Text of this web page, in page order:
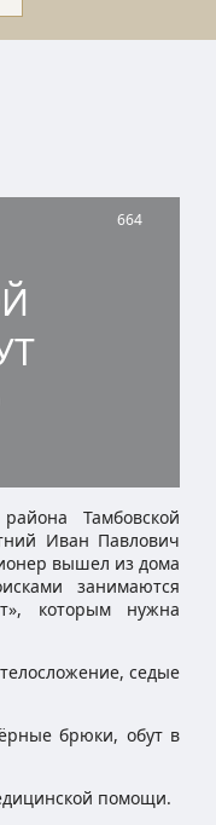
664
Тамбовской
Иван Павлович
вышел из дома
занимаются
которым нужна
седые
брюки, обут в
помощи.